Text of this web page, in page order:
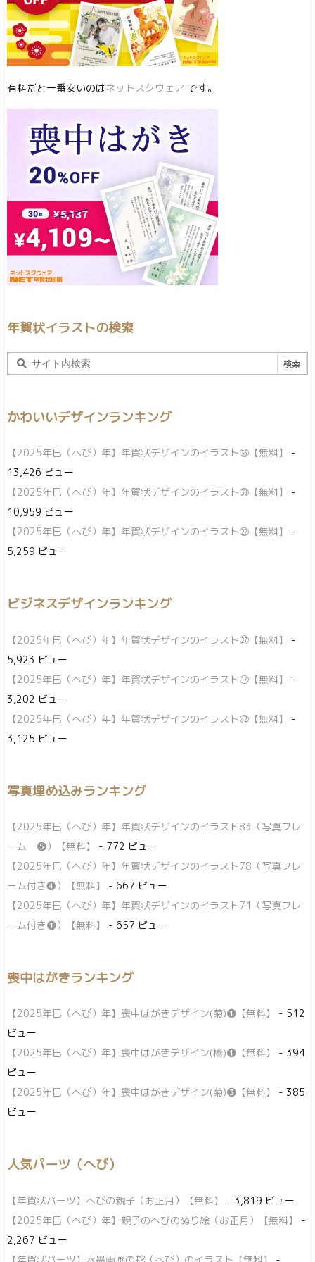
有料だと一番安いのはネットスクウェア です。
年賀状イラストの検索
かわいいデザインランキング
【2025年巳（へび）年】年賀状デザインのイラスト㊱【無料】
-
13,426 ビュー
【2025年巳（へび）年】年賀状デザインのイラスト㊳【無料】
-
10,959 ビュー
【2025年巳（へび）年】年賀状デザインのイラスト㉒【無料】
-
5,259 ビュー
ビジネスデザインランキング
【2025年巳（へび）年】年賀状デザインのイラスト㉗【無料】
-
5,923 ビュー
【2025年巳（へび）年】年賀状デザインのイラスト⑰【無料】
-
3,202 ビュー
【2025年巳（へび）年】年賀状デザインのイラスト㊷【無料】
-
3,125 ビュー
写真埋め込みランキング
【2025年巳（へび）年】年賀状デザインのイラスト83（写真フレ
ーム ❺）【無料】
- 772 ビュー
【2025年巳（へび）年】年賀状デザインのイラスト78（写真フレ
ーム付き❹）【無料】
- 667 ビュー
【2025年巳（へび）年】年賀状デザインのイラスト71（写真フレ
ーム付き❶）【無料】
- 657 ビュー
喪中はがきランキング
【2025年巳（へび）年】喪中はがきデザイン(菊)❶【無料】
- 512
ビュー
【2025年巳（へび）年】喪中はがきデザイン(椿)❶【無料】
- 394
ビュー
【2025年巳（へび）年】喪中はがきデザイン(菊)❸【無料】
- 385
ビュー
人気パーツ（へび）
【年賀状パーツ】へびの親子（お正月）【無料】
- 3,819 ビュー
【2025年巳（へび）年】親子のへびのぬり絵（お正月）【無料】
-
2,267 ビュー